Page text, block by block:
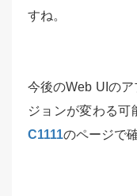
すね。
今後のWeb UIの
ジョンが変わる可
C1111のページで